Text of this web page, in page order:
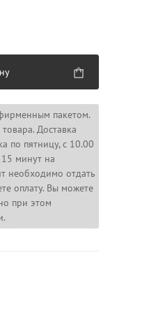
пакетом.
Доставка
по пятницу, с 10.00
минут на
необходимо отдать
оплату. Вы можете
при этом